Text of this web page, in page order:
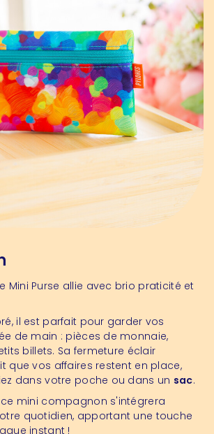
Mini Purse allie avec brio praticité et
il est parfait pour garder vos
de main : pièces de monnaie,
billets. Sa fermeture éclair
que vos affaires restent en place,
dans votre poche ou dans un sac.
ce mini compagnon s'intégrera
quotidien, apportant une touche
instant !